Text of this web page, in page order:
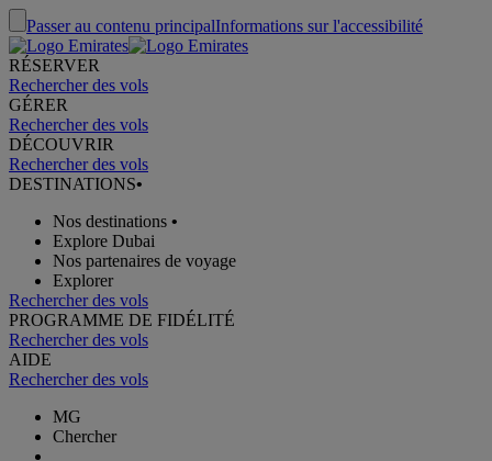
Passer au contenu principalInformations sur l'accessibilité
RÉSERVER
Rechercher des vols
GÉRER
Rechercher des vols
DÉCOUVRIR
Rechercher des vols
DESTINATIONS•
Nos destinations •
Explore Dubai
Nos partenaires de voyage
Explorer
Rechercher des vols
PROGRAMME DE FIDÉLITÉ
Rechercher des vols
AIDE
Rechercher des vols
MG
Chercher